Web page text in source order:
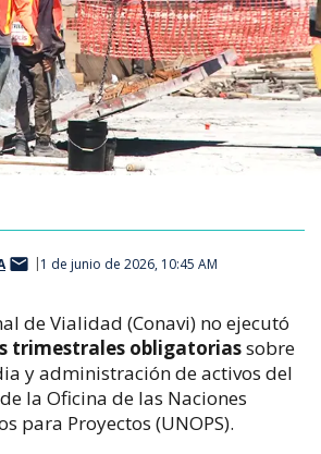
1 de junio de 2026, 10:45 AM
de Vialidad (Conavi) no ejecutó
trimestrales obligatoriassobre
y administración de activos del
la Oficina de las Naciones
para Proyectos (UNOPS).